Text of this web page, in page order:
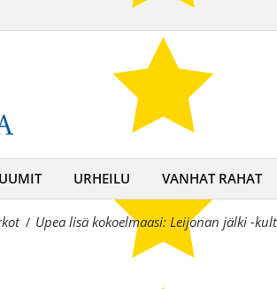
URHEILU VANHAT RAHAT
/ Upea lisä kokoelmaasi: Leijonan jälki -